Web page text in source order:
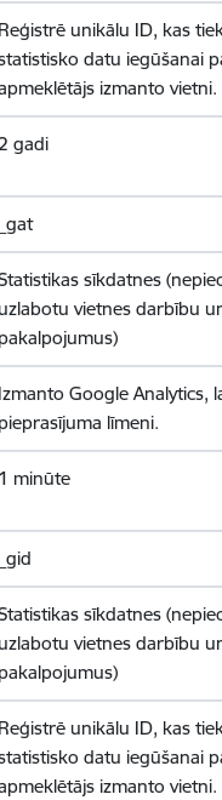
Reģistrē unikālu ID, kas
datu iegūšanai
izmanto vietni.
gadi
_gat
sīkdatnes
uzlabotu vietnes darbību
pakalpojumus)
Izmanto Google Analytics,
pieprasījuma līmeni.
minūte
_gid
sīkdatnes
uzlabotu vietnes darbību
pakalpojumus)
Reģistrē unikālu ID, kas
datu iegūšanai
izmanto vietni.